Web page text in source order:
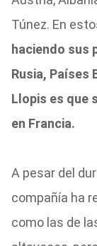
Túnez. En
haciendo sus
Rusia, Países
Llopis es que
en Francia.
A pesar del
compañía ha
como las de